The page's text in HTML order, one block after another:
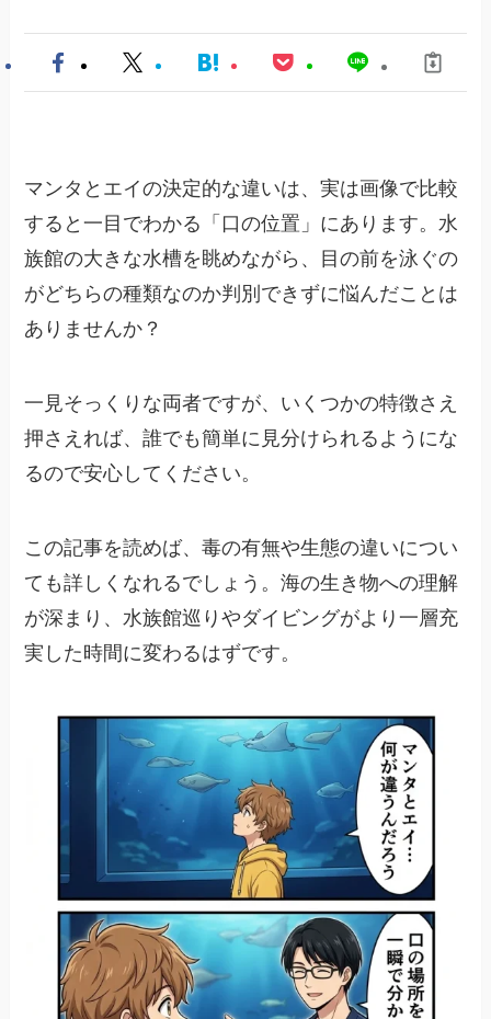
マンタとエイの決定的な違いは、実は画像で比較
すると一目でわかる「口の位置」にあります。水
族館の大きな水槽を眺めながら、目の前を泳ぐの
がどちらの種類なのか判別できずに悩んだことは
ありませんか？
一見そっくりな両者ですが、いくつかの特徴さえ
押さえれば、誰でも簡単に見分けられるようにな
るので安心してください。
この記事を読めば、毒の有無や生態の違いについ
ても詳しくなれるでしょう。海の生き物への理解
が深まり、水族館巡りやダイビングがより一層充
実した時間に変わるはずです。